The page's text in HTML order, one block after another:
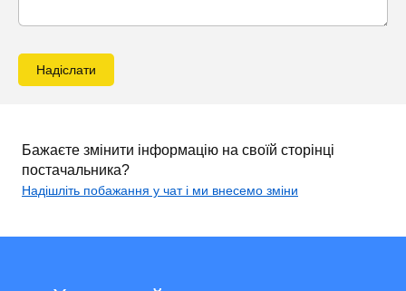
Надіслати
Бажаєте змінити інформацію на своїй сторінці
постачальника?
Надішліть побажання у чат і ми внесемо зміни